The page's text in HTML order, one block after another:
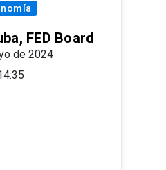
FED Board
de 2024